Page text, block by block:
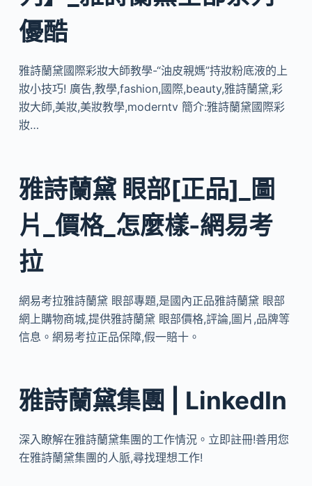
優酷
雅詩蘭黛國際彩妝大師教學-“油皮親媽”持妝粉底液的上
妝小技巧! 廣告,教學,fashion,國際,beauty,雅詩蘭黛,彩
妝大師,美妝,美妝教學,moderntv 簡介:雅詩蘭黛國際彩
妝…
雅詩蘭黛 眼部[正品]_圖
片_價格_怎麼樣-網易考
拉
網易考拉雅詩蘭黛 眼部專題,是國內正品雅詩蘭黛 眼部
網上購物商城,提供雅詩蘭黛 眼部價格,評論,圖片,品牌等
信息。網易考拉正品保障,假一賠十。
雅詩蘭黛集團 | LinkedIn
深入瞭解在雅詩蘭黛集團的工作情況。立即註冊!善用您
在雅詩蘭黛集團的人脈,尋找理想工作!